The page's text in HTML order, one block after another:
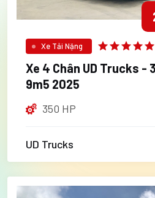
Xe Tải Nặng
Xe 4 Chân UD Trucks -
9m5 2025
350 HP
UD Trucks